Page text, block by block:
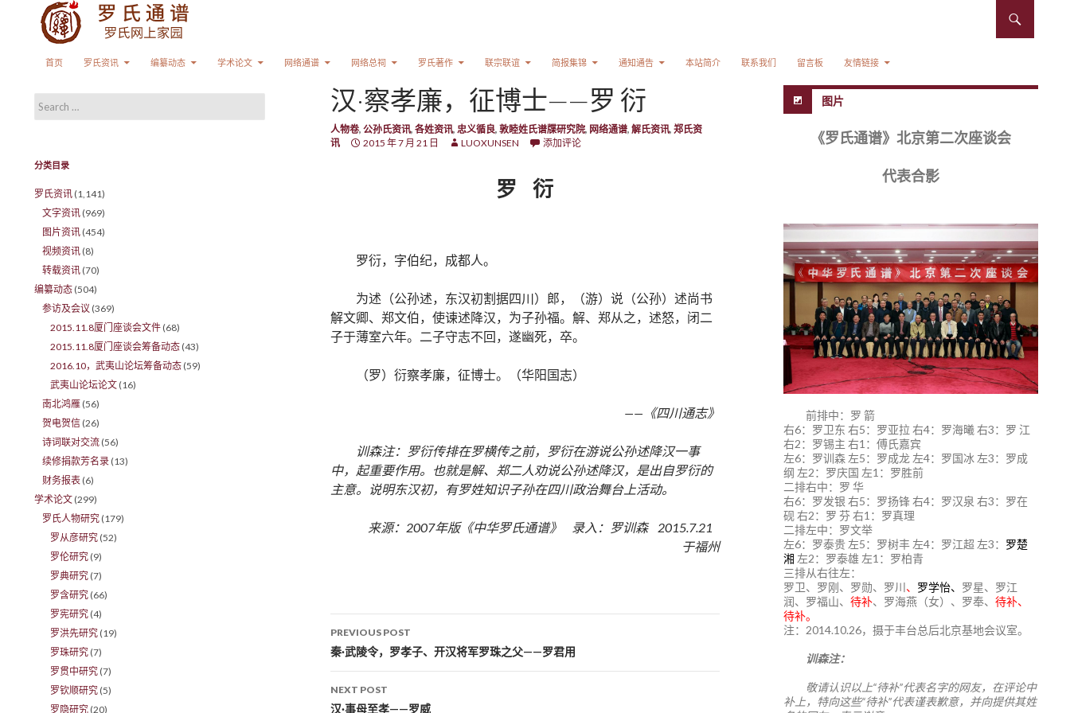
首页
罗氏资讯 编纂动态 学术论文 网络通谱 网络总祠 罗氏著作 联宗联谊 简报集锦 通知通告 本站简介 联系我们 留言板 友情链接
汉·察孝廉，征博士——罗 衍
人物卷, 公孙氏资讯, 各姓资讯, 忠义循良, 敦睦姓氏谱牒研究院, 网络通谱, 解氏资讯, 郑氏资
讯
2015 年 7 月 21 日 LUOXUNSEN 添加评论
罗 衍
罗衍，字伯纪，成都人。
为述（公孙述，东汉初割据四川）郎，（游）说（公孙）述尚书
解文卿、郑文伯，使谏述降汉，为子孙福。解、郑从之，述怒，闭二
子于薄室六年。二子守志不回，遂幽死，卒。
（罗）衍察孝廉，征博士。（华阳国志）
——《四川通志》
训森注：罗衍传排在罗横传之前，罗衍在游说公孙述降汉一事
中，起重要作用。也就是解、郑二人劝说公孙述降汉，是出自罗衍的
主意。说明东汉初，有罗姓知识子孙在四川政治舞台上活动。
来源：2007年版《中华罗氏通谱》 录入：罗训森 2015.7.21
于福州
Post navigation
PREVIOUS POST
秦·武陵令，罗孝子、开汉将军罗珠之父——罗君用
NEXT POST
汉·事母至孝——罗威
图片
《罗氏通谱》北京第二次座谈会
代表合影
前排中：罗 箭
右6：罗卫东 右5：罗亚拉 右4：罗海曦 右3：罗 江
右2：罗锡主 右1：傅氏嘉宾
左6：罗训森 左5：罗成龙 左4：罗国冰 左3：罗成
纲 左2：罗庆国 左1：罗胜前
二排右中：罗 华
右6：罗发银 右5：罗扬锋 右4：罗汉泉 右3：罗在
砚 右2：罗 芬 右1：罗真理
二排左中：罗文举
左6：罗泰贵 左5：罗树丰 左4：罗江超 左3： 罗楚
湘 左2：罗泰雄 左1：罗柏青
三排从右往左：
罗卫、罗刚、罗勋、罗川、 罗学怡、 罗星、罗江
润、罗福山、 待补、罗海燕（女）、罗奉、 待补、
待补。
注：2014.10.26，摄于丰台总后北京基地会议室。
训森注：
敬请认识以上“待补”代表名字的网友，在评论中
补上，特向这些“待补”代表谨表歉意，并向提供其姓
Search for:
分类目录
罗氏资讯 (1,141)
文字资讯 (969)
图片资讯 (454)
视频资讯 (8)
转载资讯 (70)
编纂动态 (504)
参访及会议 (369)
2015.11.8厦门座谈会文件 (68)
2015.11.8厦门座谈会筹备动态 (43)
2016.10，武夷山论坛筹备动态 (59)
武夷山论坛论文 (16)
南北鸿雁 (56)
贺电贺信 (26)
诗词联对交流 (56)
续修捐款芳名录 (13)
财务报表 (6)
学术论文 (299)
罗氏人物研究 (179)
罗从彦研究 (52)
罗伦研究 (9)
罗典研究 (7)
罗含研究 (66)
罗宪研究 (4)
罗洪先研究 (19)
罗珠研究 (7)
罗贯中研究 (7)
罗钦顺研究 (5)
罗隐研究 (20)